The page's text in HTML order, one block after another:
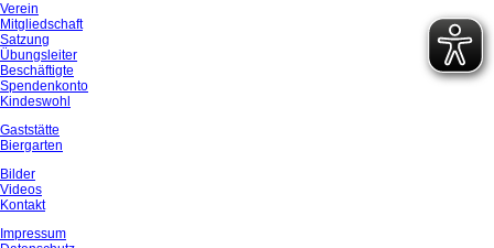
Verein
Mitgliedschaft
Satzung
Übungsleiter
Beschäftigte
Spendenkonto
Kindeswohl
Gaststätte
Biergarten
Bilder
Videos
Kontakt
Impressum